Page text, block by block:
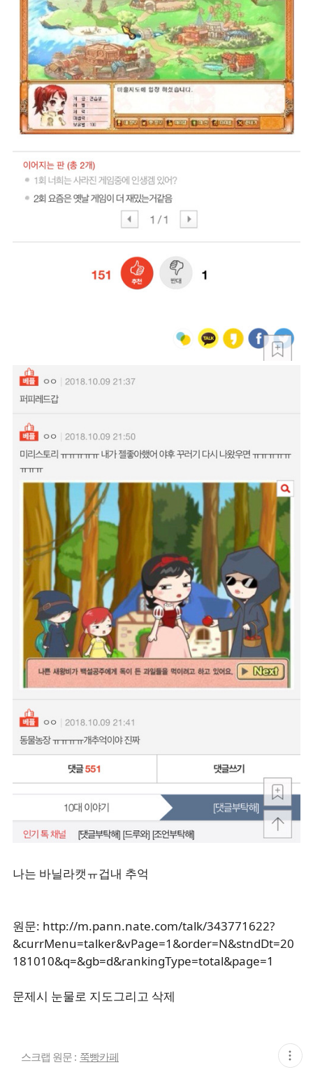
나는 바닐라캣ㅠ겁내 추억
원문: http://m.pann.nate.com/talk/343771622?
&currMenu=talker&vPage=1&order=N&stndDt=20
181010&q=&gb=d&rankingType=total&page=1
문제시 눈물로 지도그리고 삭제
스크랩 원문 : 쭉빵카페 현
재